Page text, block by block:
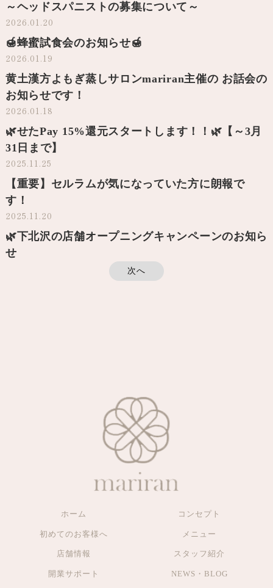
～ヘッドスパニストの募集について～
2026.01.20
🍯蜂蜜試食会のお知らせ🍯
2026.01.19
黄土漢方よもぎ蒸しサロンmariran主催の お話会の
お知らせです！
2026.01.18
🌿せたPay 15%還元スタートします！！🌿【～3月
31日まで】
2025.11.25
【重要】セルラムが気になっていた方に朗報で
す！
2025.11.20
🌿下北沢の店舗オープニングキャンペーンのお知ら
せ
次へ
ホーム コンセプト
初めてのお客様へ メニュー
店舗情報 スタッフ紹介
開業サポート NEWS・BLOG